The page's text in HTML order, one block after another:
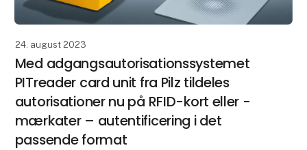
24. august 2023
Med adgangsautorisationssystemet
PITreader card unit fra Pilz tildeles
autorisationer nu på RFID-kort eller -
mærkater – autentificering i det
passende format